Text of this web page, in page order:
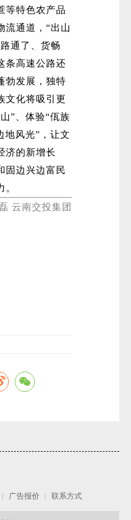
等特色农产品
流通道，“出山
通了、货畅
条高速公路还
勃发展，独特
文化将吸引更
”、体验“佤族
地风光”，让文
济的新增长
固边兴边富民
云南交投集团
广告报价 联系方式